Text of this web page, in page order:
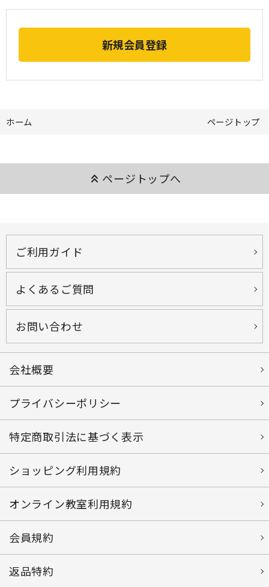
ホーム ページトップ
keyboard_double_arrow_up ページトップへ
ご利用ガイド
よくあるご質問
お問い合わせ
会社概要
プライバシーポリシー
特定商取引法に基づく表示
ショッピング利用規約
オンライン教室利用規約
会員規約
返品特約